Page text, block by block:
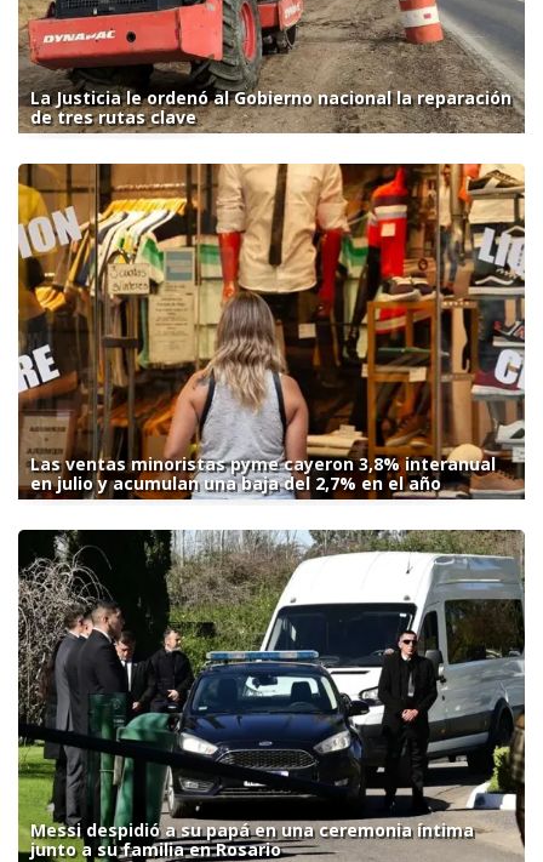
La Justicia le ordenó al Gobierno nacional la reparación
de tres rutas clave
Las ventas minoristas pyme cayeron 3,8% interanual
en julio y acumulan una baja del 2,7% en el año
Messi despidió a su papá en una ceremonia íntima
junto a su familia en Rosario